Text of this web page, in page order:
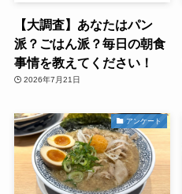
【大調査】あなたはパン
派？ごはん派？毎日の朝食
事情を教えてください！
2026年7月21日
アンケート